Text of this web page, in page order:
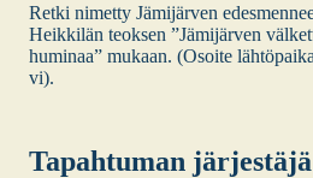
Ret­ki nimet­ty Jämi­jär­ven
Heik­ki­län teok­sen ”Jämi­jär­ven
humi­naa” mukaan. (Osoi­te
vi).
Tapah­tu­man jär­jes­tä­jä